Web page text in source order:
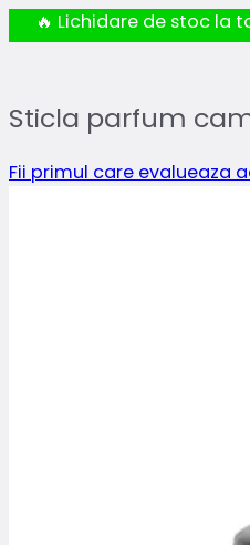
🔥 Lichidare de stoc la
Sticla parfum
Fii primul care evalueaza